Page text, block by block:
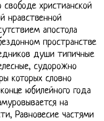
христианской
нравственной
апостола
пространстве
души типичные
судорожно
которых словно
юбилейного года
на
Равновесие частями